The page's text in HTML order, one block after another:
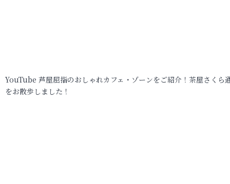
YouTube 芦屋屈指のおしゃれカフェ・ゾーンをご紹介！茶屋さくら
をお散歩しました！